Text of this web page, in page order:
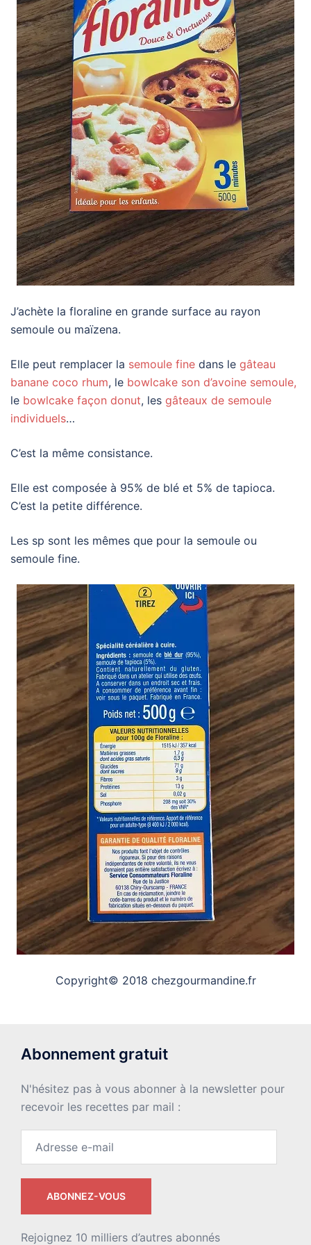
J’achète la floraline en grande surface au rayon
semoule ou maïzena.
Elle peut remplacer la semoule fine dans le gâteau
banane coco rhum, le bowlcake son d’avoine semoule,
le bowlcake façon donut, les gâteaux de semoule
individuels…
C’est la même consistance.
Elle est composée à 95% de blé et 5% de tapioca.
C’est la petite différence.
Les sp sont les mêmes que pour la semoule ou
semoule fine.
Copyright© 2018 chezgourmandine.fr
Abonnement gratuit
N'hésitez pas à vous abonner à la newsletter pour
recevoir les recettes par mail :
ABONNEZ-VOUS
Rejoignez 10 milliers d’autres abonnés